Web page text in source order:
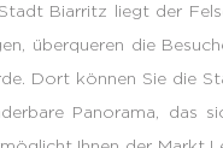
Biarritz liegt der
überqueren die
Dort können Sie die
Panorama, das